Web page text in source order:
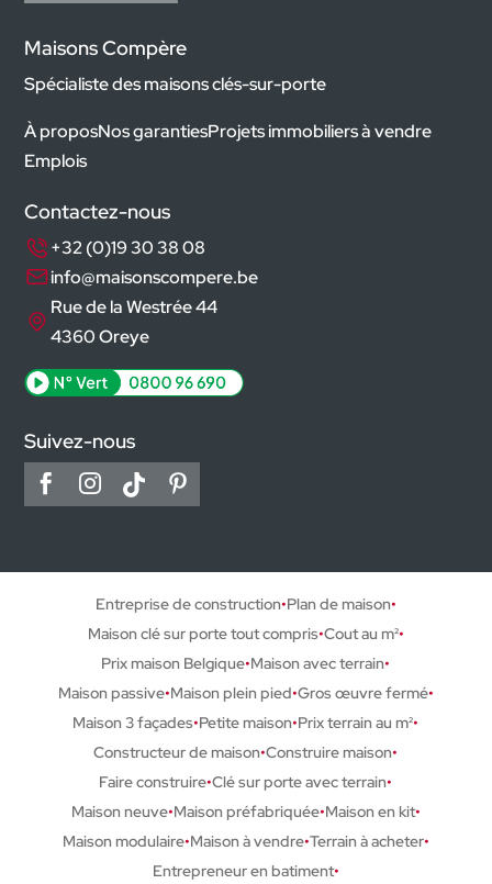
Maisons Compère
Spécialiste des maisons clés-sur-porte
À proposNos garantiesProjets immobiliers à vendre
Emplois
Contactez-nous
+32 (0)19 30 38 08
info@maisonscompere.be
Rue de la Westrée 44
4360 Oreye
Suivez-nous
Entreprise de construction Plan de maison
Maison clé sur porte tout compris Cout au m²
Prix maison Belgique Maison avec terrain
Maison passive Maison plein pied Gros œuvre fermé
Maison 3 façades Petite maison Prix terrain au m²
Constructeur de maison Construire maison
Faire construire Clé sur porte avec terrain
Maison neuve Maison préfabriquée Maison en kit
Maison modulaire Maison à vendre Terrain à acheter
Entrepreneur en batiment